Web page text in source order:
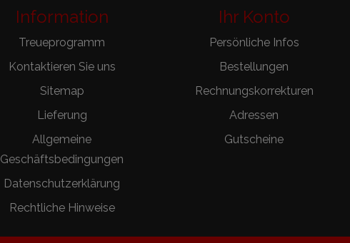
Information
Treueprogramm
Kontaktieren Sie uns
Sitemap
Lieferung
Allgemeine
Geschäftsbedingungen
Datenschutzerklärung
Rechtliche Hinweise
Ihr Konto
Persönliche Infos
Bestellungen
Rechnungskorrekturen
Adressen
Gutscheine